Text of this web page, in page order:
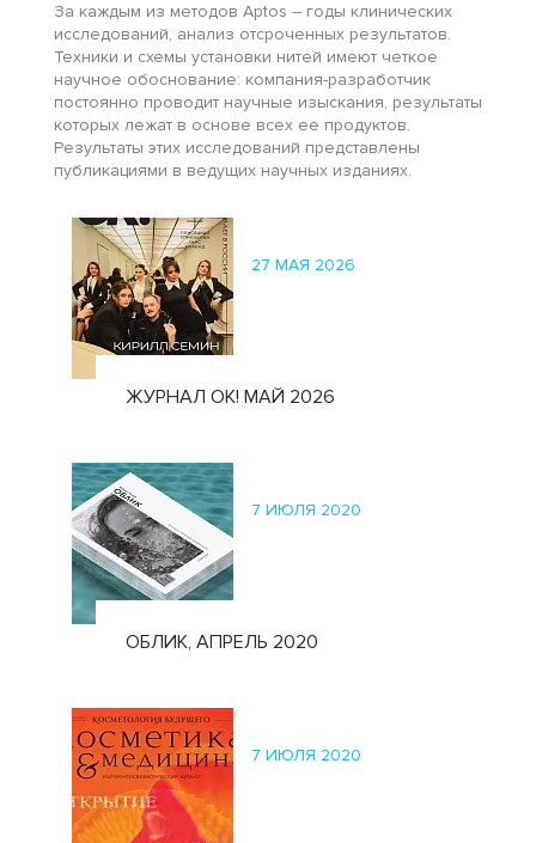
За каждым из методов Aptos – годы клинических
исследований, анализ отсроченных результатов.
Техники и схемы установки нитей имеют четкое
научное обоснование: компания-разработчик
постоянно проводит научные изыскания, результаты
которых лежат в основе всех ее продуктов.
Результаты этих исследований представлены
публикациями в ведущих научных изданиях.
27 МАЯ 2026
ЖУРНАЛ ОК! МАЙ 2026
7 ИЮЛЯ 2020
ОБЛИК, АПРЕЛЬ 2020
7 ИЮЛЯ 2020